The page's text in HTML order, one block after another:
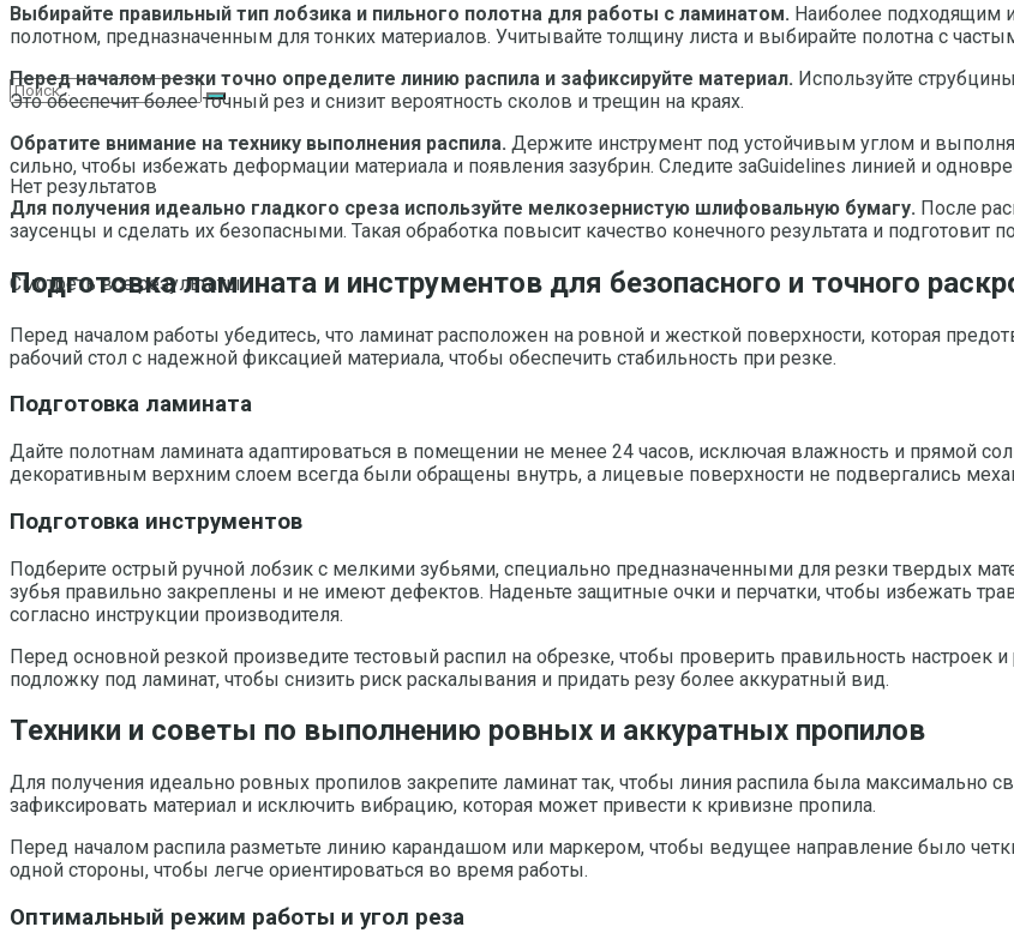
Нет результатов
Смотреть все результаты
Выбирайте правильный тип лобзика и пильного полотна для работы с ламинатом. Наиболее подходящим
полотном, предназначенным для тонких материалов. Учитывайте толщину листа и выбирайте полотна с
Перед началом резки точно определите линию распила и зафиксируйте материал. Используйте
Это обеспечит более точный рез и снизит вероятность сколов и трещин на краях.
Обратите внимание на технику выполнения распила. Держите инструмент под устойчивым углом и
сильно, чтобы избежать деформации материала и появления зазубрин. Следите заGuidelines линией и
Для получения идеально гладкого среза используйте мелкозернистую шлифовальную бумагу. После
заусенцы и сделать их безопасными. Такая обработка повысит качество конечного результата и подготовит
Подготовка ламината и инструментов для безопасного и точного
Перед началом работы убедитесь, что ламинат расположен на ровной и жесткой поверхности, которая
рабочий стол с надежной фиксацией материала, чтобы обеспечить стабильность при резке.
Подготовка ламината
Дайте полотнам ламината адаптироваться в помещении не менее 24 часов, исключая влажность и прямой
декоративным верхним слоем всегда были обращены внутрь, а лицевые поверхности не подвергались
Подготовка инструментов
Подберите острый ручной лобзик с мелкими зубьями, специально предназначенными для резки твердых
зубья правильно закреплены и не имеют дефектов. Наденьте защитные очки и перчатки, чтобы избежать
согласно инструкции производителя.
Перед основной резкой произведите тестовый распил на обрезке, чтобы проверить правильность настроек
подложку под ламинат, чтобы снизить риск раскалывания и придать резу более аккуратный вид.
Техники и советы по выполнению ровных и аккуратных пропилов
Для получения идеально ровных пропилов закрепите ламинат так, чтобы линия распила была максимально
зафиксировать материал и исключить вибрацию, которая может привести к кривизне пропила.
Перед началом распила разметьте линию карандашом или маркером, чтобы ведущее направление было
одной стороны, чтобы легче ориентироваться во время работы.
Оптимальный режим работы и угол реза